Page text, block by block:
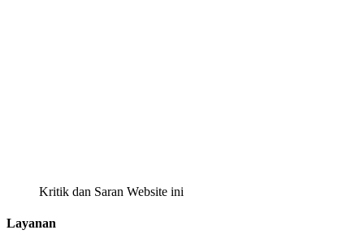
Kritik dan Saran Website ini
Layanan